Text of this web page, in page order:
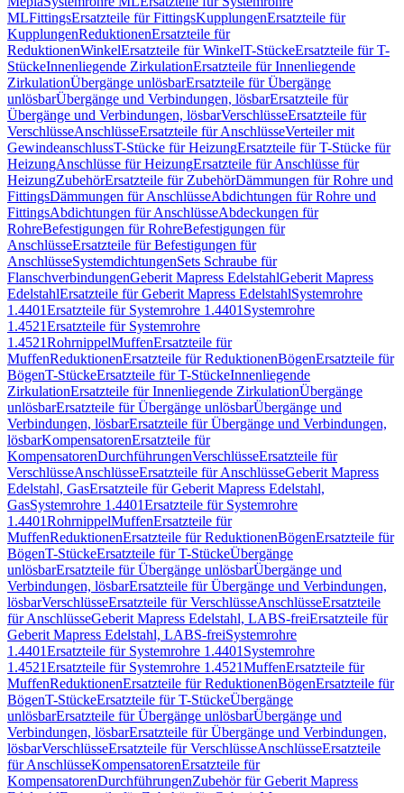
MLFittingsErsatzteile für FittingsKupplungenErsatzteile für
KupplungenReduktionenErsatzteile für
ReduktionenWinkelErsatzteile für WinkelT-StückeErsatzteile für T-
StückeInnenliegende ZirkulationErsatzteile für Innenliegende
ZirkulationÜbergänge unlösbarErsatzteile für Übergänge
unlösbarÜbergänge und Verbindungen, lösbarErsatzteile für
Übergänge und Verbindungen, lösbarVerschlüsseErsatzteile für
VerschlüsseAnschlüsseErsatzteile für AnschlüsseVerteiler mit
GewindeanschlussT-Stücke für HeizungErsatzteile für T-Stücke für
HeizungAnschlüsse für HeizungErsatzteile für Anschlüsse für
HeizungZubehörErsatzteile für ZubehörDämmungen für Rohre und
FittingsDämmungen für AnschlüsseAbdichtungen für Rohre und
FittingsAbdichtungen für AnschlüsseAbdeckungen für
RohreBefestigungen für RohreBefestigungen für
AnschlüsseErsatzteile für Befestigungen für
AnschlüsseSystemdichtungenSets Schraube für
FlanschverbindungenGeberit Mapress EdelstahlGeberit Mapress
EdelstahlErsatzteile für Geberit Mapress EdelstahlSystemrohre
1.4401Ersatzteile für Systemrohre 1.4401 Systemrohre
1.4521Ersatzteile für Systemrohre
1.4521RohrnippelMuffenErsatzteile für
MuffenReduktionenErsatzteile für ReduktionenBögenErsatzteile für
BögenT-StückeErsatzteile für T-StückeInnenliegende
ZirkulationErsatzteile für Innenliegende ZirkulationÜbergänge
unlösbarErsatzteile für Übergänge unlösbarÜbergänge und
Verbindungen, lösbarErsatzteile für Übergänge und Verbindungen,
lösbarKompensatorenErsatzteile für
KompensatorenDurchführungenVerschlüsseErsatzteile für
VerschlüsseAnschlüsseErsatzteile für AnschlüsseGeberit Mapress
Edelstahl, GasErsatzteile für Geberit Mapress Edelstahl,
GasSystemrohre 1.4401Ersatzteile für Systemrohre
1.4401RohrnippelMuffenErsatzteile für
MuffenReduktionenErsatzteile für ReduktionenBögenErsatzteile für
BögenT-StückeErsatzteile für T-StückeÜbergänge
unlösbarErsatzteile für Übergänge unlösbarÜbergänge und
Verbindungen, lösbarErsatzteile für Übergänge und Verbindungen,
lösbarVerschlüsseErsatzteile für VerschlüsseAnschlüsseErsatzteile
für AnschlüsseGeberit Mapress Edelstahl, LABS-freiErsatzteile für
Geberit Mapress Edelstahl, LABS-freiSystemrohre
1.4401Ersatzteile für Systemrohre 1.4401 Systemrohre
1.4521Ersatzteile für Systemrohre 1.4521MuffenErsatzteile für
MuffenReduktionenErsatzteile für ReduktionenBögenErsatzteile für
BögenT-StückeErsatzteile für T-StückeÜbergänge
unlösbarErsatzteile für Übergänge unlösbarÜbergänge und
Verbindungen, lösbarErsatzteile für Übergänge und Verbindungen,
lösbarVerschlüsseErsatzteile für VerschlüsseAnschlüsseErsatzteile
für AnschlüsseKompensatorenErsatzteile für
KompensatorenDurchführungenZubehör für Geberit Mapress